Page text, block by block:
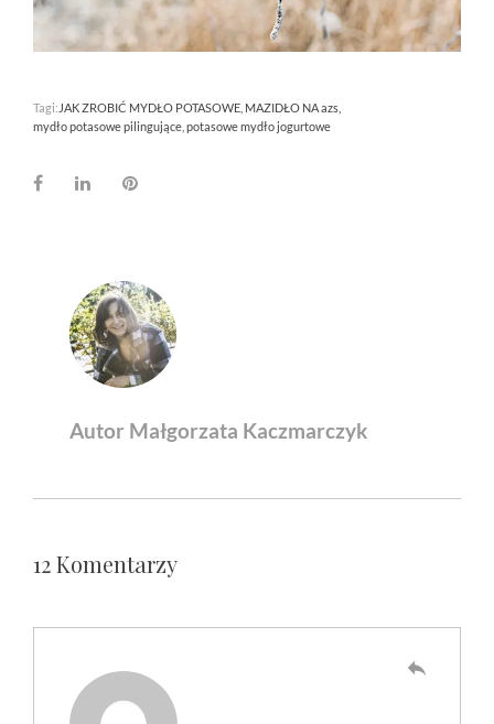
Tagi: JAK ZROBIĆ MYDŁO POTASOWE MAZIDŁO NA azs
mydło potasowe pilingujące potasowe mydło jogurtowe
FacebookLinkedInPinterest
Autor Małgorzata Kaczmarczyk
12 Komentarzy
reply